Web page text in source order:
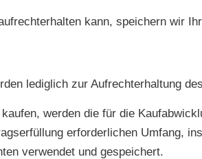
kann, speichern wir
lediglich zur Aufrechterhaltung
werden die für die
erforderlichen Umfang,
verwendet und gespeichert.